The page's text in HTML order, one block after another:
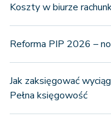
Koszty w biurze
Reforma PIP 2026 –
Jak zaksięgować
Pełna księgowość